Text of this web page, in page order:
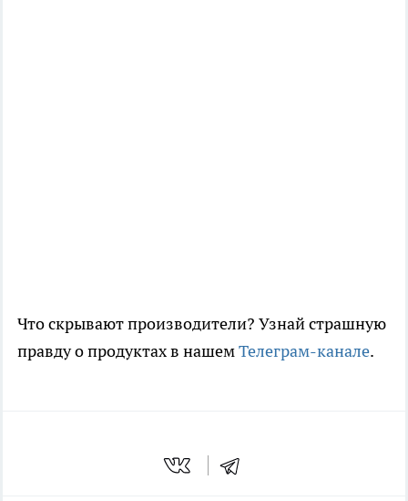
Что скрывают производители? Узнай страшную
правду о продуктах в нашемТелеграм-канале.